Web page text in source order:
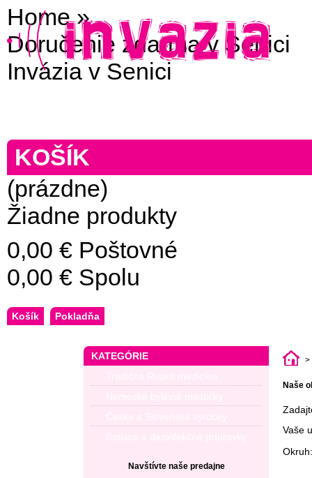
Home»
Doručenie zdarma v Senici
Invázia v Senici
KOŠÍK
(prázdne)
Žiadne produkty
0,00 € Poštovné
0,00 € Spolu
Košík Pokladňa
KATEGÓRIE
Navštívte naše predajne
>
Naše
Vaše
Okruh: